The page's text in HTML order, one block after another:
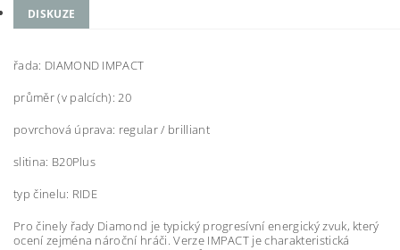
DISKUZE
řada: DIAMOND IMPACT
průměr (v palcích): 20
povrchová úprava: regular / brilliant
slitina: B20Plus
typ činelu: RIDE
Pro činely řady Diamond je typický progresívní energický zvuk, který
ocení zejména nároční hráči. Verze IMPACT je charakteristická